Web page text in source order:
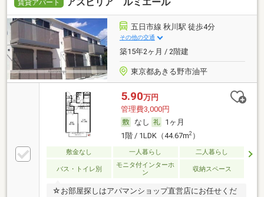
賃貸アパート
五日市線 秋川駅 徒歩4分
その他の交通
築15年2ヶ月 / 2階建
東京都あきる野市油平
5.90万円
管理費3,000円
なし
1ヶ月
1階 / 1LDK（44.67m2）
敷金なし 一人暮らし 二人暮らし
バス・トイレ別
モニタ付インターホ
ン
収納スペース
☆お部屋探しはアパマンショップ直営店にお任せくだ